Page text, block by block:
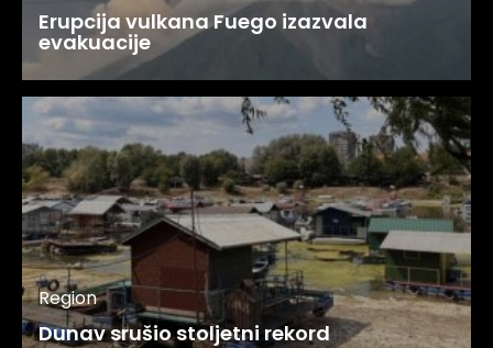
Erupcija vulkana Fuego izazvala
evakuacije
Region
Dunav srušio stoljetni rekord